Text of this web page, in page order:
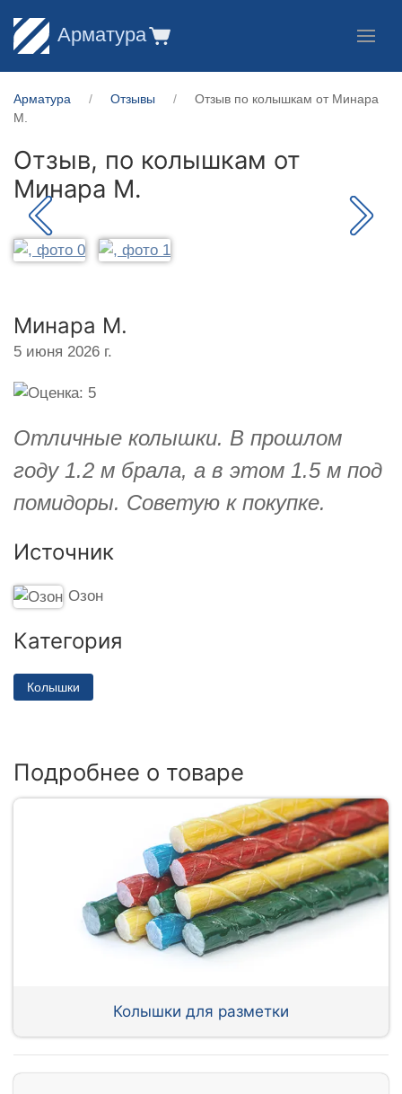
Арматура
Арматура Отзывы
Отзыв по колышкам от Минара
М.
Отзыв, по колышкам от
Минара М.
Минара М.
5 июня 2026 г.
Отличные колышки. В прошлом
году 1.2 м брала, а в этом 1.5 м под
помидоры. Советую к покупке.
Источник
Озон
Категория
Колышки
Подробнее о товаре
Колышки для разметки